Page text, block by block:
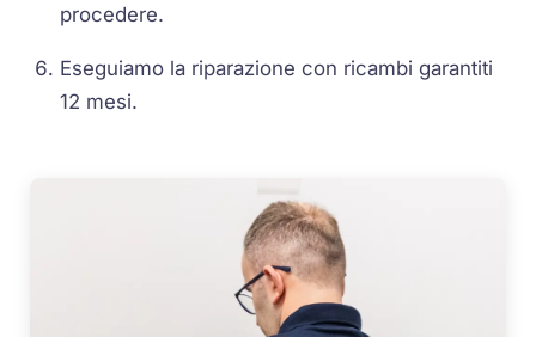
procedere.
Eseguiamo la riparazione con ricambi garantiti
12 mesi.